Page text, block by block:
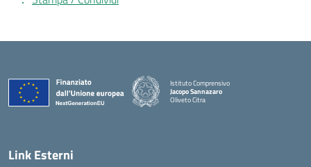
Istituto Comprensivo
Jacopo Sannazaro
Oliveto Citra
Link Esterni